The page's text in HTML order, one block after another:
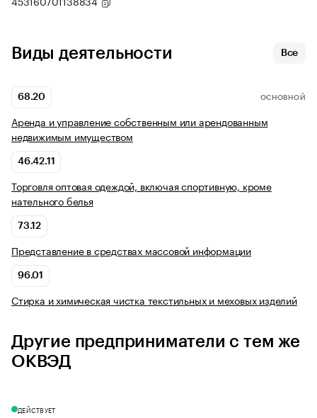
Виды деятельности Все
68.20 ОСНОВНОЙ
Аренда и управление собственным или арендованным
недвижимым имуществом
46.42.11
Торговля оптовая одеждой, включая спортивную, кроме
нательного белья
73.12
Представление в средствах массовой информации
96.01
Стирка и химическая чистка текстильных и меховых изделий
Другие предприниматели с тем же
ОКВЭД
ДЕЙСТВУЕТ